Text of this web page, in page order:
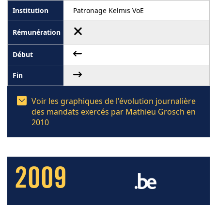
Patronage Kelmis VoE
Voir les graphiques de l'évolution journalière
des mandats exercés par Mathieu Grosch en
2010
2009